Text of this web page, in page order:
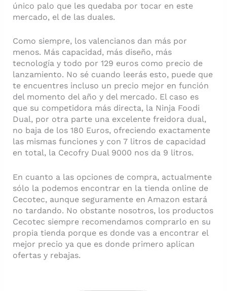
único palo que les quedaba por tocar en este
mercado, el de las duales.
Como siempre, los valencianos dan más por
menos. Más capacidad, más diseño, más
tecnología y todo por 129 euros como precio de
lanzamiento. No sé cuando leerás esto, puede que
te encuentres incluso un precio mejor en función
del momento del año y del mercado. El caso es
que su competidora más directa, la Ninja Foodi
Dual, por otra parte una excelente freidora dual,
no baja de los 180 Euros, ofreciendo exactamente
las mismas funciones y con 7 litros de capacidad
en total, la Cecofry Dual 9000 nos da 9 litros.
En cuanto a las opciones de compra, actualmente
sólo la podemos encontrar en la tienda online de
Cecotec, aunque seguramente en Amazon estará
no tardando. No obstante nosotros, los productos
Cecotec siempre recomendamos comprarlo en su
propia tienda porque es donde vas a encontrar el
mejor precio ya que es donde primero aplican
ofertas y rebajas.